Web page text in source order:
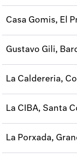
Casa Gomis, El
Gustavo Gili,
La Caldereria,
La CIBA, Santa
La Porxada,